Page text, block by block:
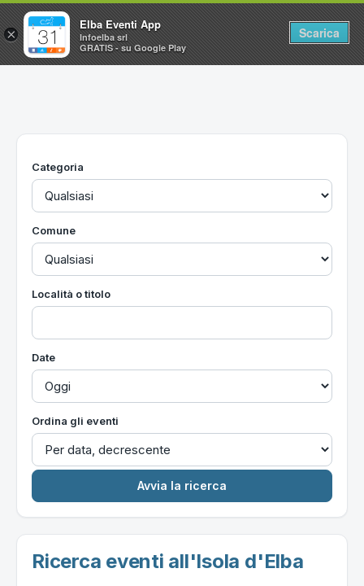
Home
Utilità
Categoria
Comune
Località o titolo
Date
Ordina gli eventi
Ricerca eventi all'Isola d'Elba
×
Elba Eventi App
Infoelba srl
GRATIS - su Google Play
Scarica